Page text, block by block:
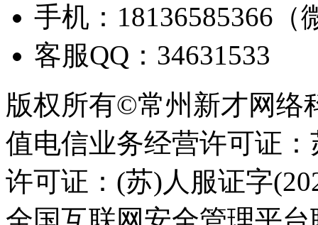
手机：18136585366（
客服QQ：34631533
版权所有©常州新才网络
值电信业务经营许可证
许可证：(苏)人服证字